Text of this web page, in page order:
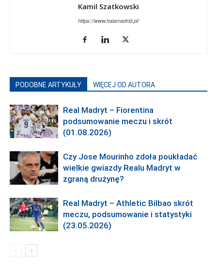
Kamil Szatkowski
https://www.halamadrid.pl/
PODOBNE ARTYKUŁY WIĘCEJ OD AUTORA
Real Madryt – Fiorentina
podsumowanie meczu i skrót
(01.08.2026)
Czy Jose Mourinho zdoła poukładać
wielkie gwiazdy Realu Madryt w
zgraną drużynę?
Real Madryt – Athletic Bilbao skrót
meczu, podsumowanie i statystyki
(23.05.2026)